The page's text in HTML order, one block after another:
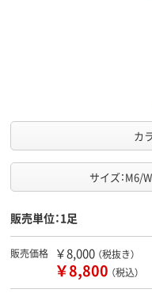
カ
サイズ：M6/
販売単位：1足
販売価格 ￥8,000 （税抜き）
￥8,800 （税込）